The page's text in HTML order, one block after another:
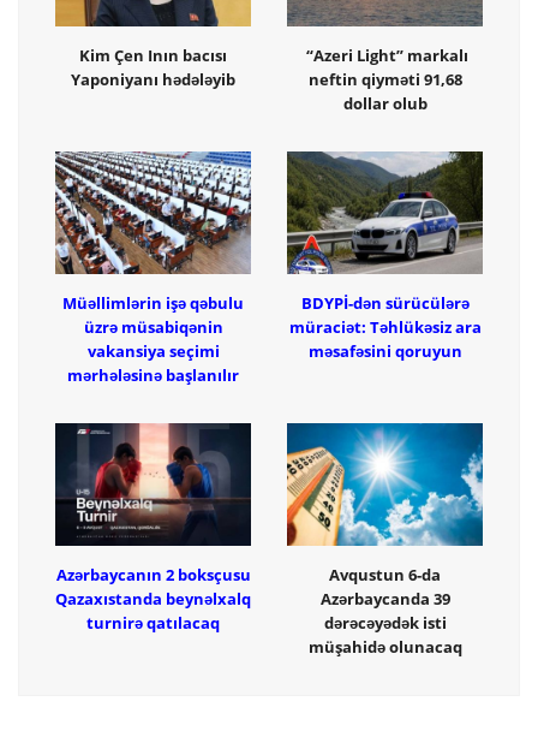
Kim Çen Inın bacısı
Yaponiyanı hədələyib
“Azeri Light” markalı
neftin qiyməti 91,68
dollar olub
Müəllimlərin işə qəbulu
üzrə müsabiqənin
vakansiya seçimi
mərhələsinə başlanılır
BDYPİ-dən sürücülərə
müraciət: Təhlükəsiz ara
məsafəsini qoruyun
Azərbaycanın 2 boksçusu
Qazaxıstanda beynəlxalq
turnirə qatılacaq
Avqustun 6-da
Azərbaycanda 39
dərəcəyədək isti
müşahidə olunacaq